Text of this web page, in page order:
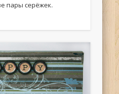
пары серёжек.